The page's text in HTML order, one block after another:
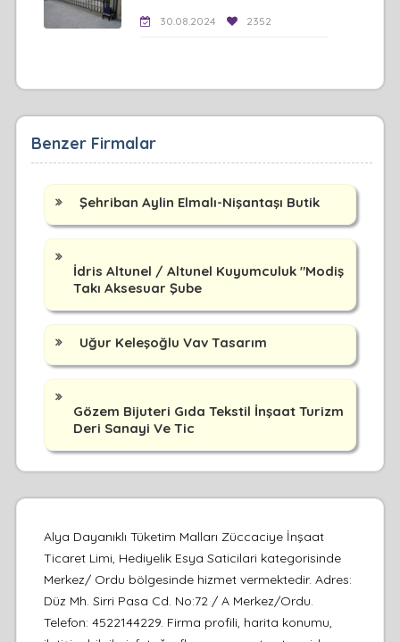
30.08.2024 2352
Benzer Firmalar
Şehriban Aylin Elmalı-Nişantaşı Butik
İdris Altunel / Altunel Kuyumculuk "Modiş
Takı Aksesuar Şube
Uğur Keleşoğlu Vav Tasarım
Gözem Bijuteri Gıda Tekstil İnşaat Turizm
Deri Sanayi Ve Tic
Alya Dayanıklı Tüketim Malları Züccaciye İnşaat
Ticaret Limi, Hediyelik Esya Saticilari kategorisinde
Merkez/ Ordu bölgesinde hizmet vermektedir. Adres:
Düz Mh. Sirri Pasa Cd. No:72 / A Merkez/Ordu.
Telefon: 4522144229. Firma profili, harita konumu,